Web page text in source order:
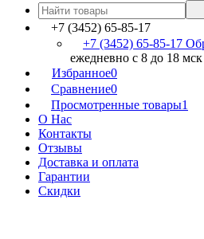
+7 (3452) 65-85-17
+7 (3452) 65-85-17
ежедневно с 8 до 18 мск
Избранное0
Сравнение0
Просмотренные товары1
О Нас
Контакты
Отзывы
Доставка и оплата
Гарантии
Скидки